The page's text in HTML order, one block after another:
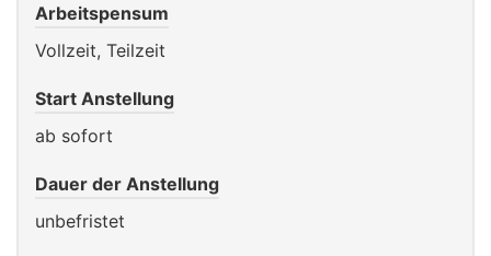
Arbeitspensum
Vollzeit, Teilzeit
Start Anstellung
ab sofort
Dauer der Anstellung
unbefristet